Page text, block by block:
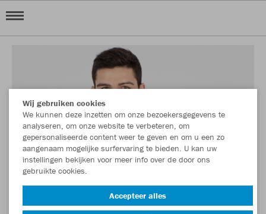
Wij gebruiken cookies
We kunnen deze inzetten om onze bezoekersgegevens te
analyseren, om onze website te verbeteren, om
gepersonaliseerde content weer te geven en om u een zo
aangenaam mogelijke surfervaring te bieden. U kan uw
instellingen bekijken voor meer info over de door ons
gebruikte cookies.
Accepteer alles